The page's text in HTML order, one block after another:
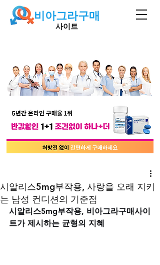
비아그라구매
사이트
시알리스5mg부작용, 사랑을 오래 지키
는 남성 컨디션의 기준점
시알리스5mg부작용, 비아그라구매사이
트가 제시하는 균형의 지혜